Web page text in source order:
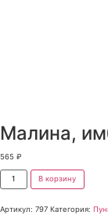
Малина,
565 ₽
В корзину
Артикул: 797 Категория: